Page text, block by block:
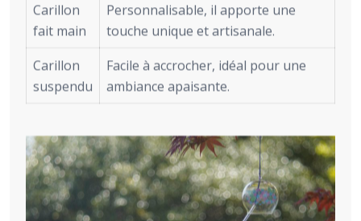
Carillon
fait main
Personnalisable, il apporte une
touche unique et artisanale.
Carillon
suspendu
Facile à accrocher, idéal pour une
ambiance apaisante.